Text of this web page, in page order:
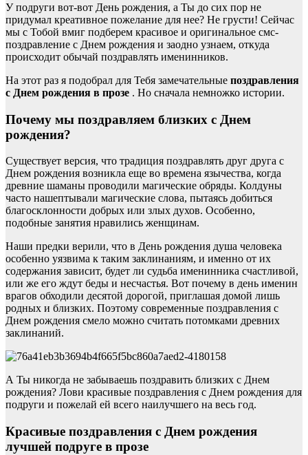
У подруги вот-вот День рождения, а Ты до сих пор не
придумал креативное пожелание для нее? Не грусти! Сейчас
мы с Тобой вмиг подберем красивое и оригинальное смс-
поздравление с Днем рождения и заодно узнаем, откуда
происходит обычай поздравлять именинников.
На этот раз я подобрал для Тебя замечательные поздравления
с Днем рождения в прозе . Но сначала немножко истории.
Почему мы поздравляем близких с Днем
рождения?
Существует версия, что традиция поздравлять друг друга с
Днем рождения возникла еще во времена язычества, когда
древние шаманы проводили магические обряды. Колдуны
часто нашептывали магические слова, пытаясь добиться
благосклонности добрых или злых духов. Особенно,
подобные занятия нравились женщинам.
Наши предки верили, что в День рождения душа человека
особенно уязвима к таким заклинаниям, и именно от их
содержания зависит, будет ли судьба именинника счастливой,
или же его ждут беды и несчастья. Вот почему в день именин
врагов обходили десятой дорогой, приглашая домой лишь
родных и близких. Поэтому современные поздравления с
Днем рождения смело можно считать потомками древних
заклинаний.
А Ты никогда не забываешь поздравить близких с Днем
рождения? Лови красивые поздравления с Днем рождения для
подруги и пожелай ей всего наилучшего на весь год.
Красивые поздравления с Днем рождения
лучшей подруге в прозе